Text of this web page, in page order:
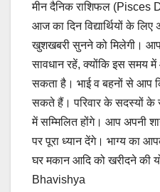
मीन दैनिक राशिफल (Pisces
आज का दिन विद्यार्थियों के
खुशखबरी सुनने को मिलेगी।
सावधान रहें, क्योंकि इस समय में
सकता है। भाई व बहनों से आप
सकते हैं। परिवार के सदस्यों के
में सम्मिलित होंगे। आप अपनी
पर पूरा ध्यान देंगे। भाग्य का
घर मकान आदि को खरीदने की
Bhavishya